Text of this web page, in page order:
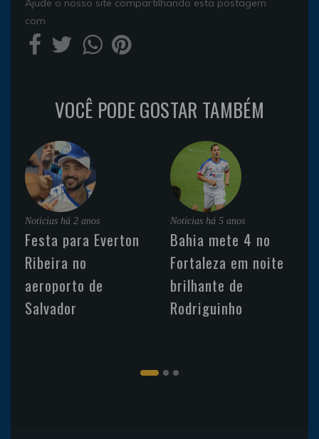
Ajude o nosso site compartilhando esta postagem
com
VOCÊ PODE GOSTAR TAMBÉM
Noticias há 2 anos
Festa para Everton
Ribeira no
aeroporto de
Salvador
Noticias há 5 anos
Bahia mete 4 no
Fortaleza em noite
brilhante de
Rodriguinho